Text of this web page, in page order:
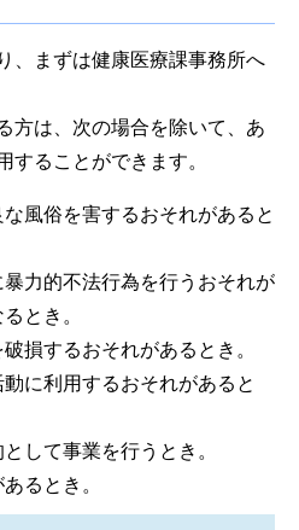
、まずは健康医療課事務所へ
方は、次の場合を除いて、あ
することができます。
風俗を害するおそれがあると
力的不法行為を行うおそれが
とき。
損するおそれがあるとき。
に利用するおそれがあると
して事業を行うとき。
るとき。